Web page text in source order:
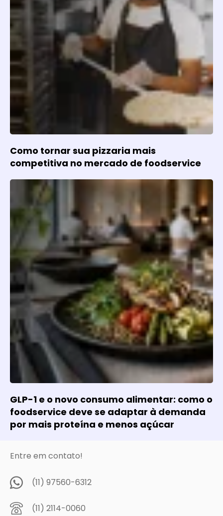
Como tornar sua pizzaria mais
competitiva no mercado de foodservice
GLP-1 e o novo consumo alimentar: como o
foodservice deve se adaptar à demanda
por mais proteína e menos açúcar
Entre em contato!
(11) 97560-6312
(11) 2114-0060